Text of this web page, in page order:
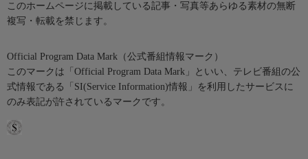
このホームページに掲載している記事・写真等あらゆる素材の無断
複写・転載を禁じます。
Official Program Data Mark（公式番組情報マーク）
このマークは「Official Program Data Mark」といい、テレビ番組の公
式情報である「SI(Service Information)情報」を利用したサービスに
のみ表記が許されているマークです。